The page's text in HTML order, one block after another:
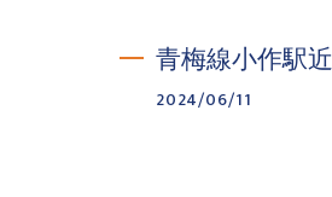
青梅線小作駅
2024/06/11